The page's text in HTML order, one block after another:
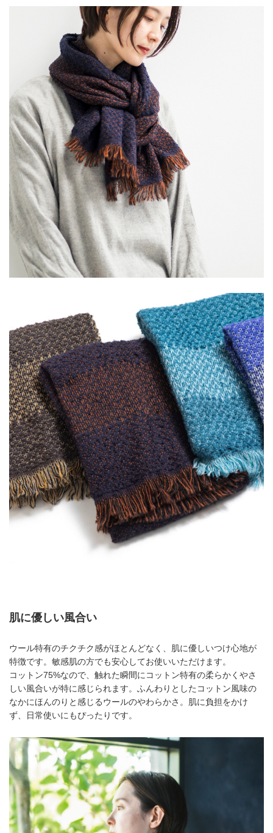
肌に優しい風合い
ウール特有のチクチク感がほとんどなく、肌に優しいつけ心地が
特徴です。敏感肌の方でも安心してお使いいただけます。
コットン75%なので、触れた瞬間にコットン特有の柔らかくやさ
しい風合いが特に感じられます。ふんわりとしたコットン風味の
なかにほんのりと感じるウールのやわらかさ。肌に負担をかけ
ず、日常使いにもぴったりです。